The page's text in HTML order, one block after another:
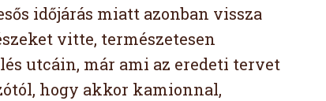
időjárás miatt azonban vissza
vitte, természetesen
utcáin, már ami az eredeti tervet
hogy akkor kamionnal,